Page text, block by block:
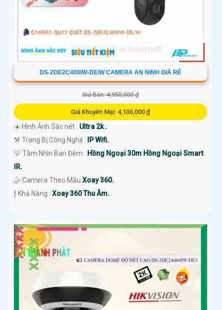
DS-2DE2C400IW-DE/W CAMERA AN NINH GIÁ RẺ
Giá Bán: 4,950,000 ₫
Giá Khuyến Mại: 4,100,000 ₫
☀️ Hình Ảnh Sắc nét : Ultra 2k .
⚒ Trang Bị Công Nghệ :
IP Wifi.
💡 Tầm Nhìn Ban Đêm : Hồng Ngoại 30m Hồng Ngoại Smart
IR.
🤹 Camera Theo Mẫu Xoay 360.
️ƒ Khả Năng : Xoay 360 Thu Âm.